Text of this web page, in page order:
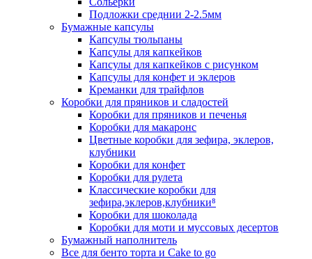
Подложки среднии 2-2.5мм
Бумажные капсулы
Капсулы тюльпаны
Капсулы для капкейков
Капсулы для капкейков с рисунком
Капсулы для конфет и эклеров
Креманки для трайфлов
Коробки для пряников и сладостей
Коробки для пряников и печенья
Коробки для макаронс
Цветные коробки для зефира, эклеров,
клубники
Коробки для конфет
Коробки для рулета
Классические коробки для
зефира,эклеров,клубники⁸
Коробки для шоколада
Коробки для моти и муссовых десертов
Бумажный наполнитель
Все для бенто торта и Cake to go